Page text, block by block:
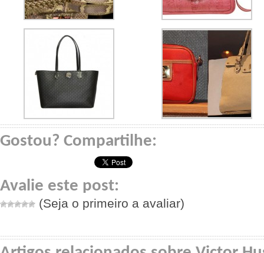
Gostou? Compartilhe:
Avalie este post:
(Seja o primeiro a avaliar)